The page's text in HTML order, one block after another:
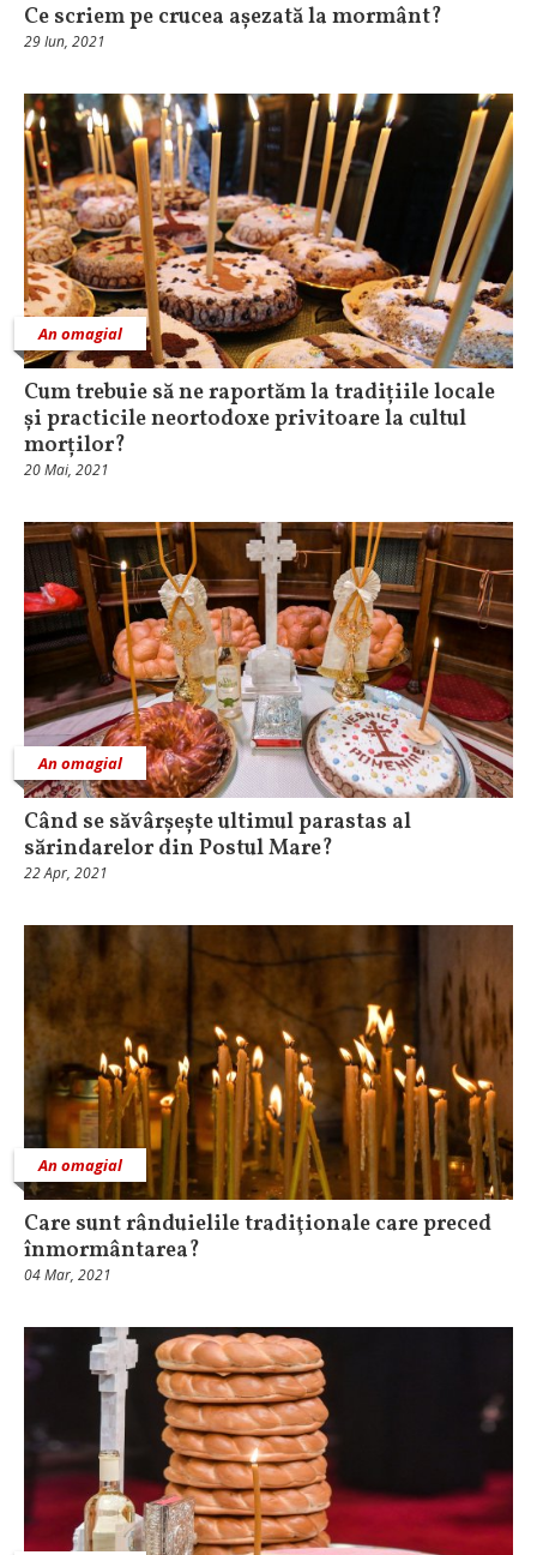
Ce scriem pe crucea așezată la mormânt?
29 Iun, 2021
An omagial
Cum trebuie să ne raportăm la tradițiile locale
și practicile neortodoxe privitoare la cultul
morților?
20 Mai, 2021
An omagial
Când se săvârșește ultimul parastas al
sărindarelor din Postul Mare?
22 Apr, 2021
An omagial
Care sunt rânduielile tradiţionale care preced
înmormântarea?
04 Mar, 2021